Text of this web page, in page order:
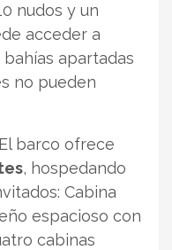
nudos y un
acceder a
apartadas
no pueden
El barco ofrece
, hospedando
Cabina
espacioso con
cabinas